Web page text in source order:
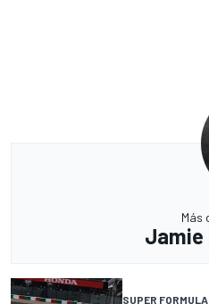
Más
Jamie
SUPER FORMULA